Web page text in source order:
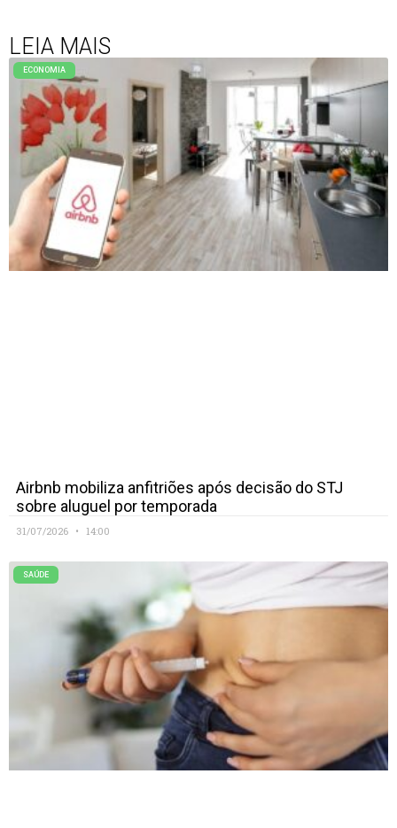
LEIA MAIS
ECONOMIA
Airbnb mobiliza anfitriões após decisão do STJ
sobre aluguel por temporada
31/07/2026 14:00
SAÚDE